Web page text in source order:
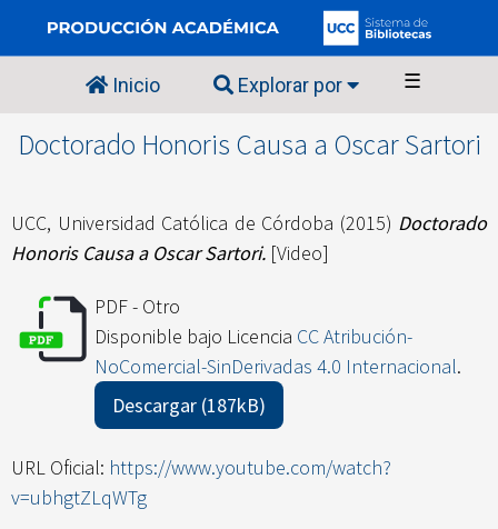
Inicio Explorar por ☰
Doctorado Honoris Causa a Oscar Sartori
UCC, Universidad Católica de Córdoba (2015) Doctorado
Honoris Causa a Oscar Sartori. [Video]
PDF - Otro
Disponible bajo Licencia CC Atribución-
NoComercial-SinDerivadas 4.0 Internacional.
Descargar (187kB)
URL Oficial: https://www.youtube.com/watch?
v=ubhgtZLqWTg